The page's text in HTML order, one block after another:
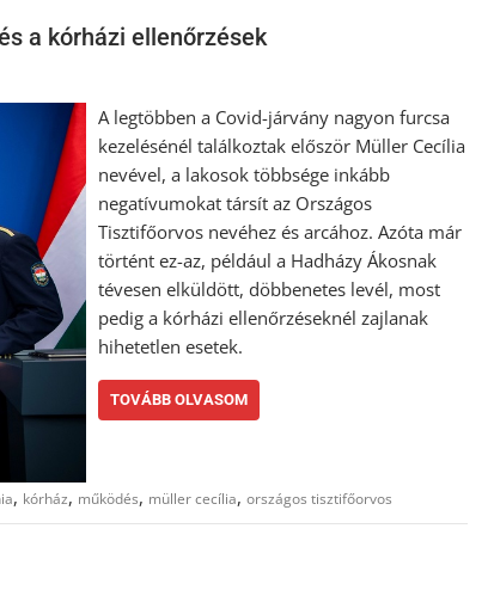
a kórházi ellenőrzések
A legtöbben a Covid-járvány nagyon furcsa
kezelésénél találkoztak először Müller Cecília
nevével, a lakosok többsége inkább
negatívumokat társít az Országos
Tisztifőorvos nevéhez és arcához. Azóta már
történt ez-az, például a Hadházy Ákosnak
tévesen elküldött, döbbenetes levél, most
pedig a kórházi ellenőrzéseknél zajlanak
hihetetlen esetek.
TOVÁBB OLVASOM
, kórház, működés, müller cecília, országos tisztifőorvos